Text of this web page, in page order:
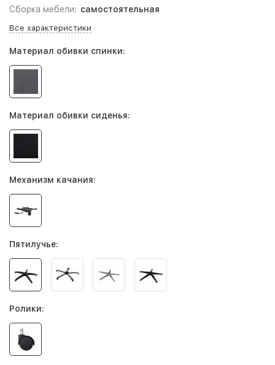
Сборка мебели: самостоятельная
Все характеристики
Материал обивки спинки:
Материал обивки сиденья:
Механизм качания:
Пятилучье:
Ролики: